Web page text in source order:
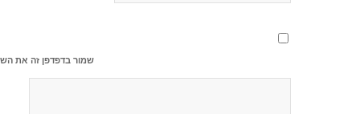
שמור בדפדפן זה את